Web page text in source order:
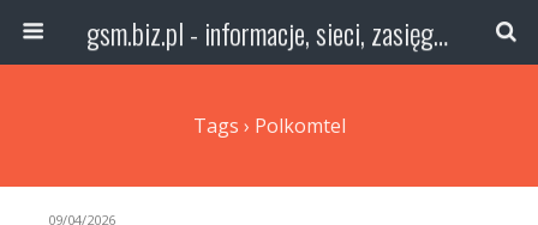
gsm.biz.pl - informacje, sieci, zasięg technologie
Tags › Polkomtel
09/04/2026